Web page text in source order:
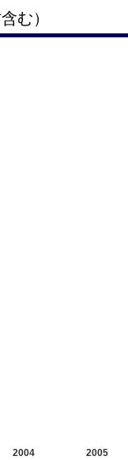
む）
2004 2005